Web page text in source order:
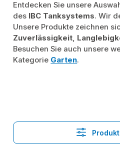
Entdecken Sie unsere
des IBC Tanksystems. Wir
Unsere Produkte zeichnen
Zuverlässigkeit,
Besuchen Sie auch unsere
Kategorie Garten.